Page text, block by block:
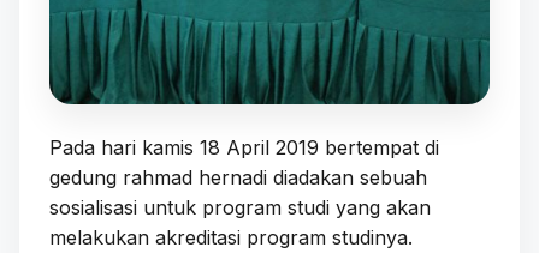
Pada hari kamis 18 April 2019 bertempat di
gedung rahmad hernadi diadakan sebuah
sosialisasi untuk program studi yang akan
melakukan akreditasi program studinya.